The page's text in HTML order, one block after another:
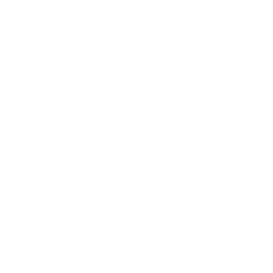
zgodnie z przepisami o
zachowują się
jest wyświetlanie